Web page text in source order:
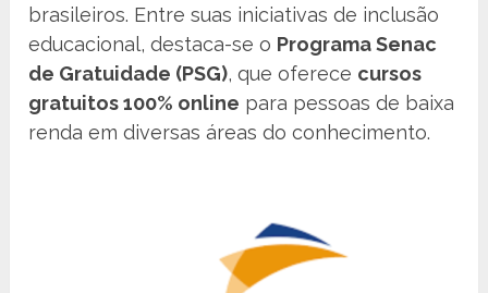
brasileiros. Entre suas iniciativas de inclusão
educacional, destaca-se o Programa Senac
de Gratuidade (PSG), que oferece cursos
gratuitos 100% online para pessoas de baixa
renda em diversas áreas do conhecimento.